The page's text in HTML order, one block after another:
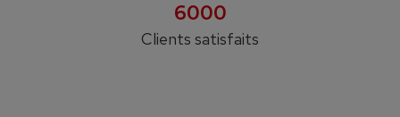
6000
Clients satisfaits